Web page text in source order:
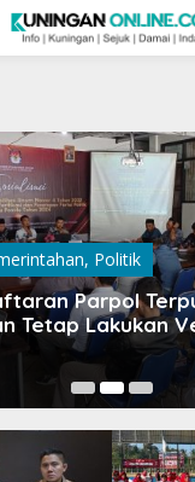
, Politik
Parpol
Tetap Lakukan